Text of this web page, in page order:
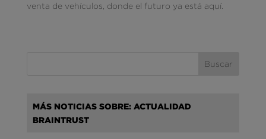
venta de vehículos, donde el futuro ya está aquí.
MÁS NOTICIAS SOBRE: ACTUALIDAD
BRAINTRUST